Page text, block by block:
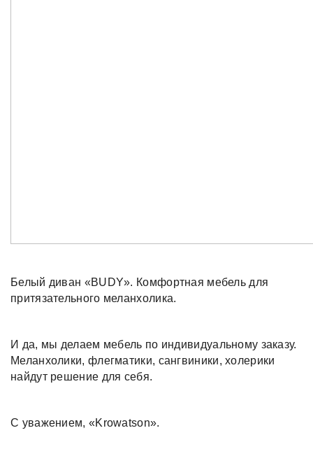
Белый диван «BUDY». Комфортная мебель для
притязательного меланхолика.
И да, мы делаем мебель по индивидуальному заказу.
Меланхолики, флегматики, сангвиники, холерики
найдут решение для себя.
С уважением, «Krowatson».